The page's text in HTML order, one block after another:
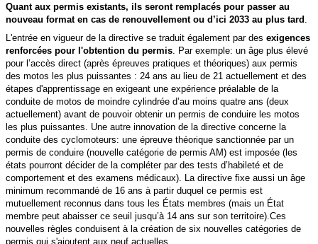
Quant aux permis existants, ils seront remplacés pourpasser au
nouveau format en cas de renouvellement ou d’ici 2033 au plus tard
L'entrée en vigueur de la directive se traduit également par desexigences
renforcées pour l'obtention du permis . Par exemple: un âge plus élevé
pour l’accès direct (après épreuves pratiques et théoriques) auxpermis
des motos les plus puissantes : 24 ans au lieu de 21 actuellement et des
étapes d'apprentissage en exigeant une expérience préalable de la
conduite de motos de moindre cylindrée d’au moins quatre ans (deux
actuellement) avant de pouvoir obtenir un permis de conduire les motos
les plus puissantes. Une autre innovation de la directive concerne la
conduite des cyclomoteurs: une épreuve théorique sanctionnée par un
permis de conduire (nouvelle catégorie de permis AM)est imposée (les
états pourront décider de la compléter par des tests d’habileté et de
comportement et des examens médicaux). La directive fixe aussi un âge
minimum recommandé de 16 ans à partir duquel ce permis est
mutuellement reconnus dans tous les États membres (mais un État
membre peut abaisser ce seuil jusqu’à 14 ans sur son territoire).Ces
nouvelles règles conduisent à la création de six nouvelles catégories de
permis qui s'ajoutent aux neuf actuelles.